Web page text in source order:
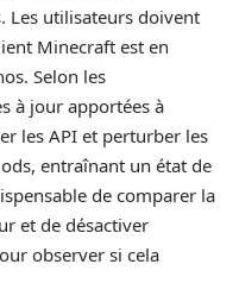
Les utilisateurs doivent
Minecraft est en
Selon les
à jour apportées à
les API et perturber les
entraînant un état de
de comparer la
et de désactiver
observer si cela